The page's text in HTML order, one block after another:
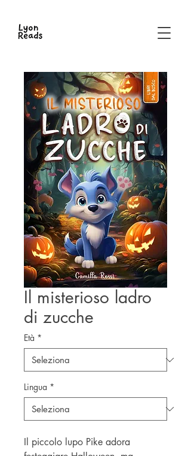
Il misterioso ladro
di zucche
Età *
Lingua *
Il piccolo lupo Pike adora